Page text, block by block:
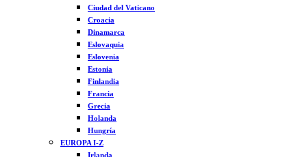
Ciudad del Vaticano
Croacia
Dinamarca
Eslovaquia
Eslovenia
Estonia
Finlandia
Francia
Grecia
Holanda
Hungría
EUROPA I-Z
Irlanda